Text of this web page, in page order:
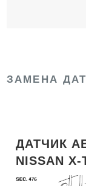
ЗАМЕНА
ДАТЧИК
NISSAN